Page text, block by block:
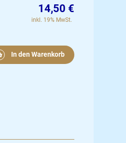
14,50 €
inkl. 19% MwSt.
In den Warenkorb